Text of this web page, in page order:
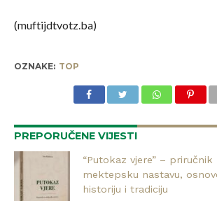
(muftijdtvotz.ba)
OZNAKE: TOP
PREPORUČENE VIJESTI
“Putokaz vjere” – priručnik
mektepsku nastavu,
historiju i tradiciju